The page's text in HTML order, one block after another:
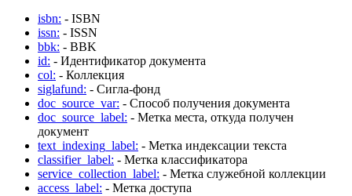
isbn: - ISBN
issn: - ISSN
bbk: - BBK
id: - Идентификатор документа
col: - Коллекция
siglafund: - Сигла-фонд
doc_source_var: - Способ получения документа
doc_source_label: - Метка места, откуда получен
документ
text_indexing_label: - Метка индексации текста
classifier_label: - Метка классификатора
service_collection_label: - Метка служебной коллекции
access_label: - Метка доступа